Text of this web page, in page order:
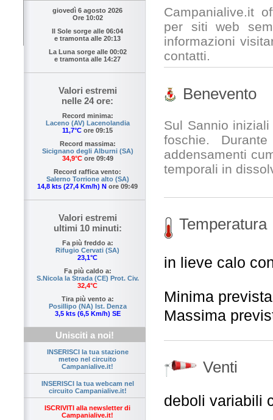
giovedì 6 agosto 2026
Ore 10:02
Il Sole sorge alle 06:04
e tramonta alle 20:13
La Luna sorge alle 00:02
e tramonta alle 14:27
Valori estremi
nelle 24 ore:
Record minima:
Laceno (AV) Lacenolandia
11,7°C ore 09:15
Record massima:
Sicignano degli Alburni (SA)
34,9°Core 09:49
Record raffica vento:
Salerno Torrione alto (SA)
14,8 kts (27,4 Km/h) N ore 09:49
Valori estremi
ultimi 10 minuti:
Fa più freddo a:
Rifugio Cervati (SA)
23,1°C
Fa più caldo a:
S.Nicola la Strada (CE) Prot. Civ.
32,4°C
Tira più vento a:
Posillipo (NA) Ist. Denza
3,5 kts (6,5 Km/h) SE
Unisciti a noi!
INSERISCI la tua stazione
meteo nel circuito
Campanialive.it!
INSERISCI la tua webcam nel
circuito Campanialive.it!
ISCRIVITI alla newsletter di
Campanialive.it!
Campanialive.it
per siti web
informazioni
contatti.
Benevento
Sul Sannio
foschie.
addensamenti
temporali in
Temperatura
in lieve calo
Minima
Massima
Venti
deboli variabili